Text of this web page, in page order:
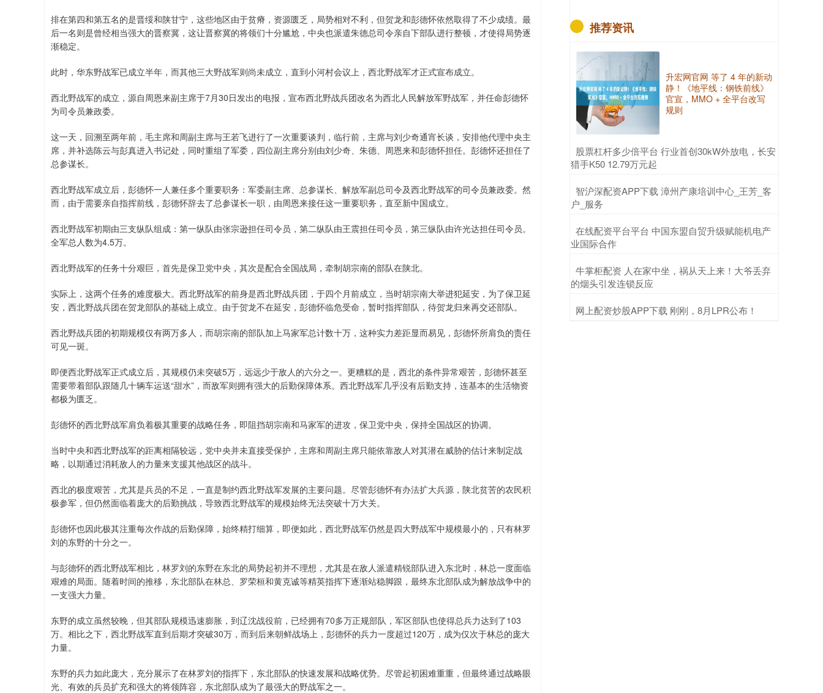
排在第四和第五名的是晋绥和陕甘宁，这些地区由于贫瘠，资源匮乏，局势相对不利，但贺龙和彭德怀依然取得了不少成绩。最
后一名则是曾经相当强大的晋察冀，这让晋察冀的将领们十分尴尬，中央也派遣朱德总司令亲自下部队进行整顿，才使得局势逐
渐稳定。
此时，华东野战军已成立半年，而其他三大野战军则尚未成立，直到小河村会议上，西北野战军才正式宣布成立。
西北野战军的成立，源自周恩来副主席于7月30日发出的电报，宣布西北野战兵团改名为西北人民解放军野战军，并任命彭德怀
为司令员兼政委。
这一天，回溯至两年前，毛主席和周副主席与王若飞进行了一次重要谈判，临行前，主席与刘少奇通宵长谈，安排他代理中央主
席，并补选陈云与彭真进入书记处，同时重组了军委，四位副主席分别由刘少奇、朱德、周恩来和彭德怀担任。彭德怀还担任了
总参谋长。
西北野战军成立后，彭德怀一人兼任多个重要职务：军委副主席、总参谋长、解放军副总司令及西北野战军的司令员兼政委。然
而，由于需要亲自指挥前线，彭德怀辞去了总参谋长一职，由周恩来接任这一重要职务，直至新中国成立。
西北野战军初期由三支纵队组成：第一纵队由张宗逊担任司令员，第二纵队由王震担任司令员，第三纵队由许光达担任司令员。
全军总人数为4.5万。
西北野战军的任务十分艰巨，首先是保卫党中央，其次是配合全国战局，牵制胡宗南的部队在陕北。
实际上，这两个任务的难度极大。西北野战军的前身是西北野战兵团，于四个月前成立，当时胡宗南大举进犯延安，为了保卫延
安，西北野战兵团在贺龙部队的基础上成立。由于贺龙不在延安，彭德怀临危受命，暂时指挥部队，待贺龙归来再交还部队。
西北野战兵团的初期规模仅有两万多人，而胡宗南的部队加上马家军总计数十万，这种实力差距显而易见，彭德怀所肩负的责任
可见一斑。
即便西北野战军正式成立后，其规模仍未突破5万，远远少于敌人的六分之一。更糟糕的是，西北的条件异常艰苦，彭德怀甚至
需要带着部队跟随几十辆车运送“甜水”，而敌军则拥有强大的后勤保障体系。西北野战军几乎没有后勤支持，连基本的生活物资
都极为匮乏。
彭德怀的西北野战军肩负着极其重要的战略任务，即阻挡胡宗南和马家军的进攻，保卫党中央，保持全国战区的协调。
当时中央和西北野战军的距离相隔较远，党中央并未直接受保护，主席和周副主席只能依靠敌人对其潜在威胁的估计来制定战
略，以期通过消耗敌人的力量来支援其他战区的战斗。
西北的极度艰苦，尤其是兵员的不足，一直是制约西北野战军发展的主要问题。尽管彭德怀有办法扩大兵源，陕北贫苦的农民积
极参军，但仍然面临着庞大的后勤挑战，导致西北野战军的规模始终无法突破十万大关。
彭德怀也因此极其注重每次作战的后勤保障，始终精打细算，即便如此，西北野战军仍然是四大野战军中规模最小的，只有林罗
刘的东野的十分之一。
与彭德怀的西北野战军相比，林罗刘的东野在东北的局势起初并不理想，尤其是在敌人派遣精锐部队进入东北时，林总一度面临
艰难的局面。随着时间的推移，东北部队在林总、罗荣桓和黄克诚等精英指挥下逐渐站稳脚跟，最终东北部队成为解放战争中的
一支强大力量。
东野的成立虽然较晚，但其部队规模迅速膨胀，到辽沈战役前，已经拥有70多万正规部队，军区部队也使得总兵力达到了103
万。相比之下，西北野战军直到后期才突破30万，而到后来朝鲜战场上，彭德怀的兵力一度超过120万，成为仅次于林总的庞大
力量。
东野的兵力如此庞大，充分展示了在林罗刘的指挥下，东北部队的快速发展和战略优势。尽管起初困难重重，但最终通过战略眼
光、有效的兵员扩充和强大的将领阵容，东北部队成为了最强大的野战军之一。
推荐资讯
升宏网官网 等了 4 年的新动
静！《地平线：钢铁前线》
官宣，MMO + 全平台改写
规则
​股票杠杆多少倍平台 行业首创30kW外放电，长安
猎手K50 12.79万元起
​智沪深配资APP下载 漳州产康培训中心_王芳_客
户_服务
​在线配资平台平台 中国东盟自贸升级赋能机电产
业国际合作
​牛掌柜配资 人在家中坐，祸从天上来！大爷丢弃
的烟头引发连锁反应
​网上配资炒股APP下载 刚刚，8月LPR公布！